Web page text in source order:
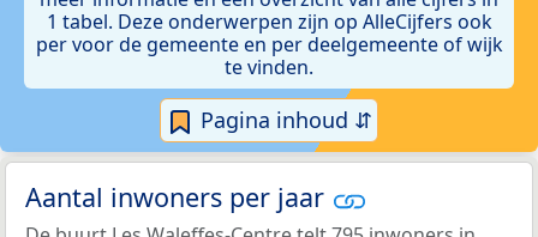
1 tabel. Deze onderwerpen zijn op AlleCijfers ook
per voor de gemeente en per deelgemeente of wijk
te vinden.
Pagina inhoud ⇵
Aantal inwoners per jaar